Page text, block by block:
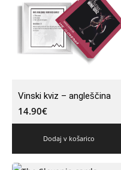
Vinski kviz – angleščina
14.90€
Dodaj v košarico